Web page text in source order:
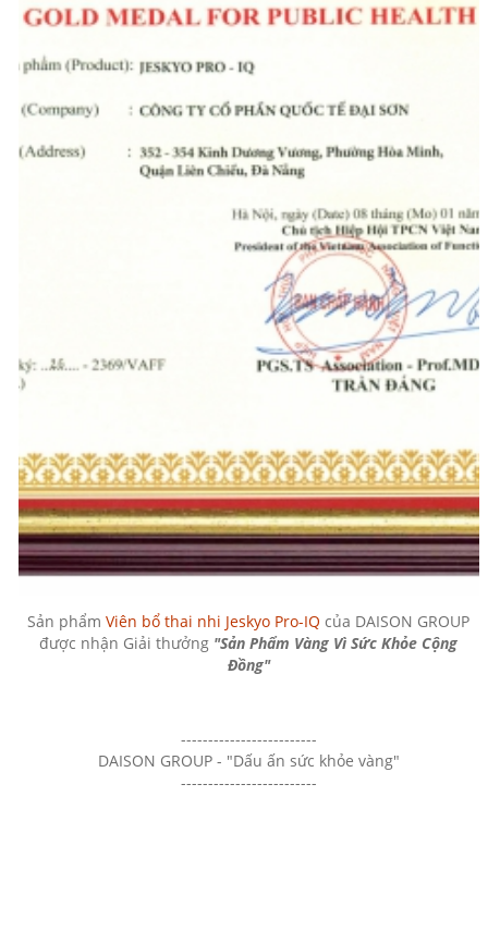
Sản phẩmViên bổ thai nhi Jeskyo Pro-IQ của DAISON GROUP
được nhận Giải thưởng "Sản Phẩm Vàng Vì Sức Khỏe Cộng
Đồng"
-------------------------
DAISON GROUP - "Dấu ấn sức khỏe vàng"
-------------------------